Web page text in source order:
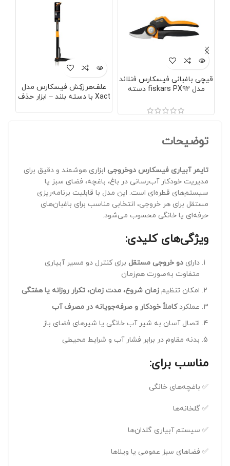
قیچی باغبانی فیسکارس فنلاند
مدل fiskars PX92 دسته
علف‌هرز‌کِش فیسکارس مدل
Xact با دسته بلند – ابزار حذف
اصالت
توضیحات
تایمر آبیاری فیسکارس دوخروجی ابزاری هوشمند و دقیق برای
مدیریت خودکار آب‌رسانی در باغ، باغچه، فضای سبز یا
سیستم‌های قطره‌ای است. این مدل با قابلیت برنامه‌ریزی
مستقل برای هر خروجی، انتخابی مناسب برای باغبان‌های
حرفه‌ای یا خانگی محسوب می‌شود.
ویژگی‌های کلیدی:
دارای دو خروجی مستقل برای کنترل دو مسیر آبیاری
متفاوت به‌صورت هم‌زمان
امکان تنظیم زمان شروع، مدت زمان، تکرار روزانه یا هفتگی
عملکردکاملاً خودکار و صرفه‌جویانه در مصرف آب
اتصال آسان به شیر آب خانگی یا شیرهای فضای باز
بدنه مقاوم در برابر فشار آب و شرایط محیطی
مناسب برای:
✅ باغچه‌های خانگی
✅ گلخانه‌ها
✅ سیستم آبیاری گلدان‌ها
✅ فضاهای سبز عمومی یا ویلاها